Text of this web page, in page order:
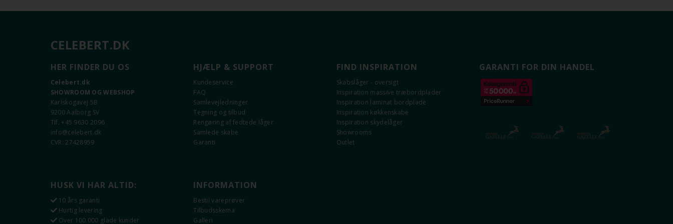
CELEBERT.DK
HER FINDER DU OS
Celebert.dk
SHOWROOM OG WEBSHOP
Karlskogavej 5B
9200 Aalborg SV
Tlf. +45 9630 2096
info@celebert.dk
CVR: 27428959
HJÆLP & SUPPORT
Kundeservice
FAQ
Samlevejledninger
Tegning og tilbud
Rengøring af fedtede låger
Samlede skabe
Garanti
FIND INSPIRATION
Skabslåger - oversigt
Inspiration massive træbordplader
Inspiration laminat bordplade
Inspiration køkkenskabe
Inspiration skydelåger
Showrooms
Outlet
GARANTI FOR DIN HANDEL
HUSK VI HAR ALTID:
10 års garanti
Hurtig levering
Over 100.000 glade kunder
INFORMATION
Bestil vareprøver
Tilbudsskema
Galleri